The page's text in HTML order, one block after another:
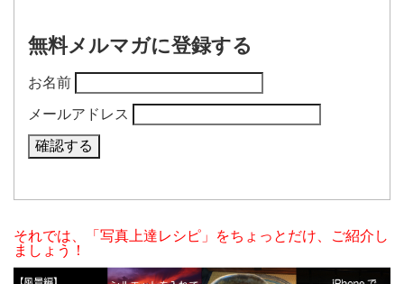
無料メルマガに登録する
お名前
メールアドレス
それでは、「写真上達レシピ」をちょっとだけ、ご紹介し
ましょう！